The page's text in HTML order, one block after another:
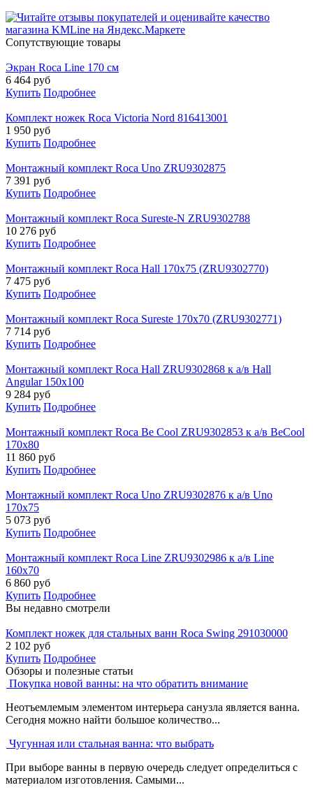
Cопутствующие товары
Экран Roca Line 170 см
6 464 руб
Купить Подробнее
Комплект ножек Roca Victoria Nord 816413001
1 950 руб
Купить Подробнее
Монтажный комплект Roca Uno ZRU9302875
7 391 руб
Купить Подробнее
Монтажный комплект Roca Sureste-N ZRU9302788
10 276 руб
Купить Подробнее
Монтажный комплект Roca Hall 170x75 (ZRU9302770)
7 475 руб
Купить Подробнее
Монтажный комплект Roca Sureste 170x70 (ZRU9302771)
7 714 руб
Купить Подробнее
Монтажный комплект Roca Hall ZRU9302868 к а/в Hall
Angular 150x100
9 284 руб
Купить Подробнее
Монтажный комплект Roca Be Cool ZRU9302853 к а/в BeCool
170х80
11 860 руб
Купить Подробнее
Монтажный комплект Roca Uno ZRU9302876 к а/в Uno
170x75
5 073 руб
Купить Подробнее
Монтажный комплект Roca Line ZRU9302986 к а/в Line
160x70
6 860 руб
Купить Подробнее
Вы недавно смотрели
Комплект ножек для стальных ванн Roca Swing 291030000
2 102 руб
Купить Подробнее
Обзоры и полезные статьи
Покупка новой ванны: на что обратить внимание
Неотъемлемым элементом интерьера санузла является ванна.
Сегодня можно найти большое количество...
Чугунная или стальная ванна: что выбрать
При выборе ванны в первую очередь следует определиться с
материалом изготовления. Самыми...